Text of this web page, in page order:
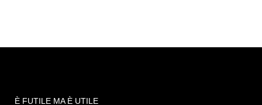
È FUTILE MA È UTILE